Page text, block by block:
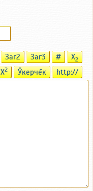
Заг2 Заг3 # X2
X2 Ӳкерчĕк http://